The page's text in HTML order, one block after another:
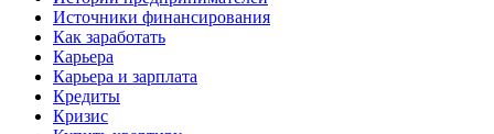
Источники финансирования
Как заработать
Карьера
Карьера и зарплата
Кредиты
Кризис